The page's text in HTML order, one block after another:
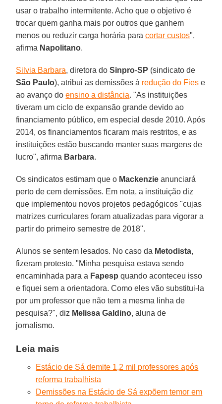
usar o trabalho intermitente. Acho que o objetivo é
trocar quem ganha mais por outros que ganhem
menos ou reduzir carga horária paracortar custos",
afirma Napolitano.
Silvia Barbara, diretora doSinpro-SP (sindicato de
São Paulo), atribui as demissões à redução do Fies e
ao avanço doensino a distância. "As instituições
tiveram um ciclo de expansão grande devido ao
financiamento público, em especial desde 2010. Após
2014, os financiamentos ficaram mais restritos, e as
instituições estão buscando manter suas margens de
lucro", afirma Barbara.
Os sindicatos estimam que o Mackenzie anunciará
perto de cem demissões. Em nota, a instituição diz
que implementou novos projetos pedagógicos "cujas
matrizes curriculares foram atualizadas para vigorar a
partir do primeiro semestre de 2018".
Alunos se sentem lesados. No caso da Metodista,
fizeram protesto. "Minha pesquisa estava sendo
encaminhada para a Fapesp quando aconteceu isso
e fiquei sem a orientadora. Como eles vão substitui-la
por um professor que não tem a mesma linha de
pesquisa?", diz Melissa Galdino, aluna de
jornalismo.
Leia mais
Estácio de Sá demite 1,2 mil professores após
reforma trabalhista
Demissões na Estácio de Sá expõem temor em